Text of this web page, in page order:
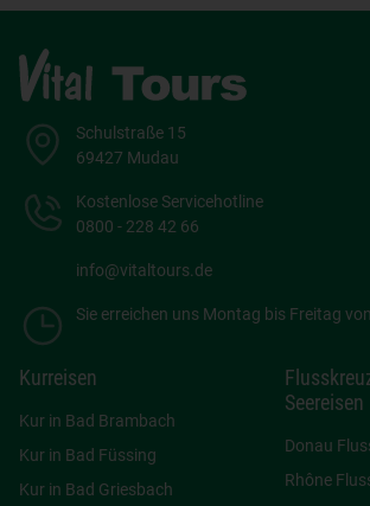
Schulstraße 15
69427 Mudau
Kostenlose Servicehotline
0800 - 228 42 66
info@vitaltours.de
Sie erreichen uns Montag bis Freitag
Kurreisen
Kur in Bad Brambach
Kur in Bad Füssing
Kur in Bad Griesbach
Seereisen
Donau
Rhône